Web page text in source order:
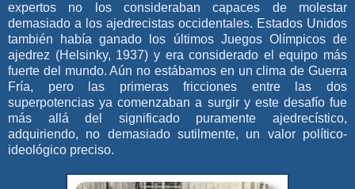
expertos no los consideraban capaces de molestar
demasiado a los ajedrecistas occidentales. Estados Unidos
también había ganado los últimos Juegos Olímpicos de
ajedrez (Helsinky, 1937) y era considerado el equipo más
fuerte del mundo. Aún no estábamos en un clima de Guerra
Fría, pero las primeras fricciones entre las dos
superpotencias ya comenzaban a surgir y este desafío fue
más allá del significado puramente ajedrecístico,
adquiriendo, no demasiado sutilmente, un valor político-
ideológico preciso.